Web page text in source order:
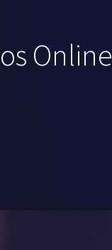
Online